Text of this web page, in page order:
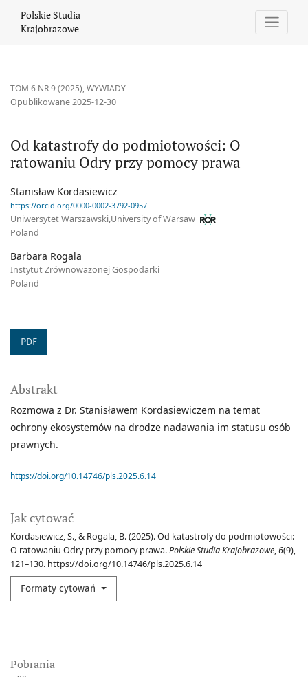
Polskie Studia
Krajobrazowe
TOM 6 NR 9 (2025),WYWIADY
Od katastrofy do podmiotowości: O
ratowaniu Odry przy pomocy prawa
Opublikowane 2025-12-30
Stanisław Kordasiewicz
https://orcid.org/0000-0002-3792-0957
Uniwersytet Warszawski,University of Warsaw
Poland
Barbara Rogala
Instytut Zrównoważonej Gospodarki
Poland
PDF
Jak cytować
Kordasiewicz, S., & Rogala, B. (2025). Od katastrofy do podmiotowości:
O ratowaniu Odry przy pomocy prawa.Polskie Studia Krajobrazowe,6(9),
121–130. https://doi.org/10.14746/pls.2025.6.14
Formaty cytowań
Abstrakt
Rozmowa z Dr. Stanisławem Kordasiewiczem na temat
ochrony ekosystemów na drodze nadawania im statusu osób
prawnych.
https://doi.org/10.14746/pls.2025.6.14
Pobrania